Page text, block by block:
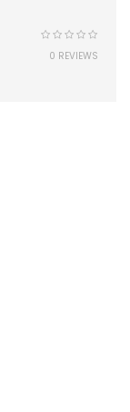
0 REVIEWS